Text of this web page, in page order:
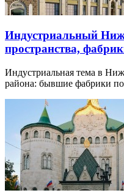
Индустриальный
пространства,
Индустриальная тема в
района: бывшие фабрики